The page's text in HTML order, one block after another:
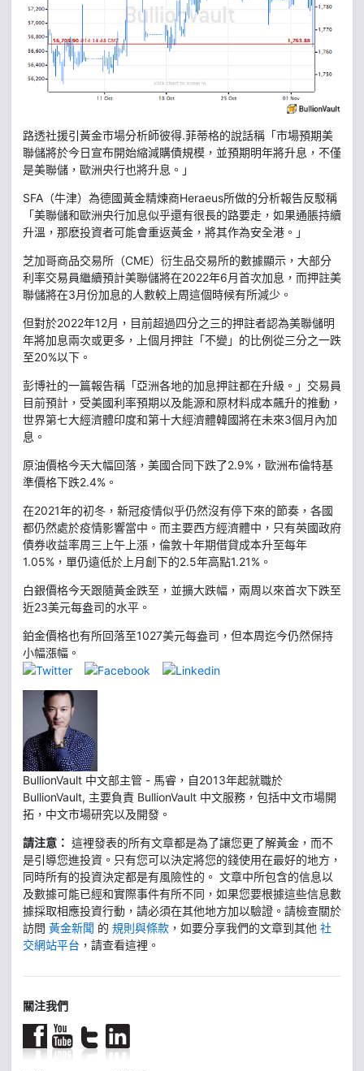
路透社援引黃金市場分析師彼得.菲蒂格的說話稱「市場預期美
聯儲將於今日宣布開始縮減購債規模，並預期明年將升息，不僅
是美聯儲，歐洲央行也將升息。」
SFA（牛津）為德國黃金精煉商Heraeus所做的分析報告反駁稱
「美聯儲和歐洲央行加息似乎還有很長的路要走，如果通脹持續
升溫，那麽投資者可能會重返黃金，將其作為安全港。」
芝加哥商品交易所（CME）衍生品交易所的數據顯示，大部分
利率交易員繼續預計美聯儲將在2022年6月首次加息，而押註美
聯儲將在3月份加息的人數較上周這個時候有所減少。
但對於2022年12月，目前超過四分之三的押註者認為美聯儲明
年將加息兩次或更多，上個月押註「不變」的比例從三分之一跌
至20%以下。
彭博社的一篇報告稱「亞洲各地的加息押註都在升級。」交易員
目前預計，受美國利率預期以及能源和原材料成本飆升的推動，
世界第七大經濟體印度和第十大經濟體韓國將在未來3個月內加
息。
原油價格今天大幅回落，美國合同下跌了2.9%，歐洲布倫特基
準價格下跌2.4%。
在2021年的初冬，新冠疫情似乎仍然沒有停下來的節奏，各國
都仍然處於疫情影響當中。而主要西方經濟體中，只有英國政府
債券收益率周三上午上漲，倫敦十年期借貸成本升至每年
1.05%，單仍遠低於上月創下的2.5年高點1.21%。
白銀價格今天跟隨黃金跌至，並擴大跌幅，兩周以來首次下跌至
近23美元每盎司的水平。
鉑金價格也有所回落至1027美元每盎司，但本周迄今仍然保持
小幅漲幅。
BullionVault 中文部主管 - 馬睿，自2013年起就職於
BullionVault, 主要負責 BullionVault 中文服務，包括中文市場開
拓，中文市場研究以及開發。
請注意： 這裡發表的所有文章都是為了讓您更了解黃金，而不
是引導您進投資。只有您可以決定將您的錢使用在最好的地方，
同時所有的投資決定都是有風險性的。 文章中所包含的信息以
及數據可能已經和實際事件有所不同，如果您要根據這些信息數
據採取相應投資行動，請必須在其他地方加以驗證。請檢查關於
訪問 黃金新聞 的 規則與條款 ，如要分享我們的文章到其他 社
交網站平台 ，請查看這裡。
關注我們